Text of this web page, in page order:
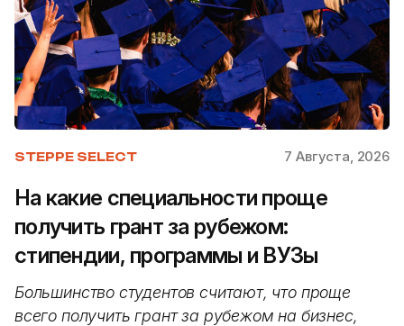
STEPPE SELECT 7 Августа, 2026
На какие специальности проще
получить грант за рубежом:
стипендии, программы и ВУЗы
Большинство студентов считают, что проще
всего получить грант за рубежом на бизнес,